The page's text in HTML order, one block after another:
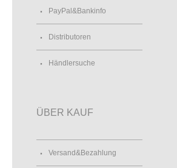
PayPal&Bankinfo
Distributoren
Händlersuche
ÜBER KAUF
Versand&Bezahlung